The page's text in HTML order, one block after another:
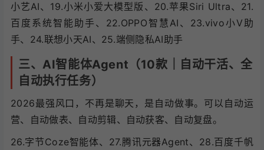
小艺AI、19.小米小爱大模型版、20.苹果Siri Ultra、21.
百度系统智能助手、22.OPPO智慧AI、23.vivo小V助
手、24.联想小天AI、25.端侧隐私AI助手
三、AI智能体Agent（10款｜自动干活、全
自动执行任务）
2026最强风口，不再是聊天，是自动做事。可以自动运
营、自动做表、自动剪辑、自动获客、自动复盘。
26.字节Coze智能体、27.腾讯元器Agent、28.百度千帆